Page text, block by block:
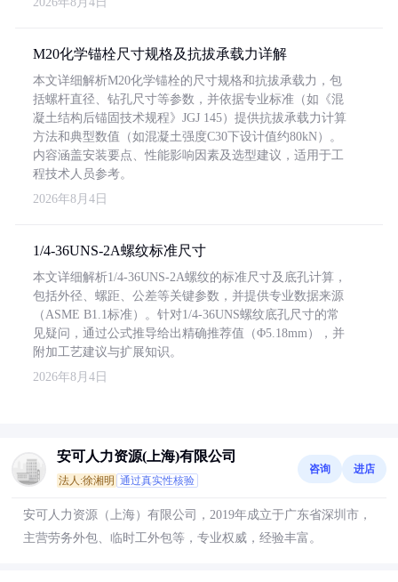
M20化学锚栓尺寸规格及抗拔承载力详解
本文详细解析M20化学锚栓的尺寸规格和抗拔承载力，包
括螺杆直径、钻孔尺寸等参数，并依据专业标准（如《混
凝土结构后锚固技术规程》JGJ 145）提供抗拔承载力计算
方法和典型数值（如混凝土强度C30下设计值约80kN）。
内容涵盖安装要点、性能影响因素及选型建议，适用于工
程技术人员参考。
2026年8月4日
1/4-36UNS-2A螺纹标准尺寸
本文详细解析1/4-36UNS-2A螺纹的标准尺寸及底孔计算，
包括外径、螺距、公差等关键参数，并提供专业数据来源
（ASME B1.1标准）。针对1/4-36UNS螺纹底孔尺寸的常
见疑问，通过公式推导给出精确推荐值（Φ5.18mm），并
附加工艺建议与扩展知识。
2026年8月4日
安可人力资源(上海)有限公司
法人:徐湘明 通过真实性核验
咨询 进店
安可人力资源（上海）有限公司，2019年成立于广东省深圳市，
主营劳务外包、临时工外包等，专业权威，经验丰富。